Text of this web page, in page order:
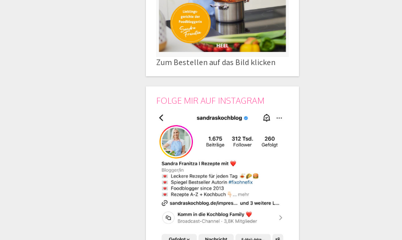
Zum Bestellen auf das Bild klicken
FOLGE MIR AUF INSTAGRAM